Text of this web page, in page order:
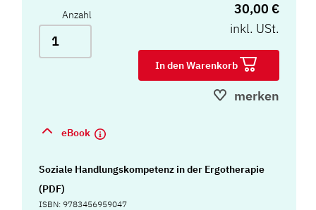
Anzahl
30,00 €
inkl. USt.
In den Warenkorb
merken
eBook
Soziale Handlungskompetenz in der Ergotherapie
(PDF)
ISBN: 9783456959047